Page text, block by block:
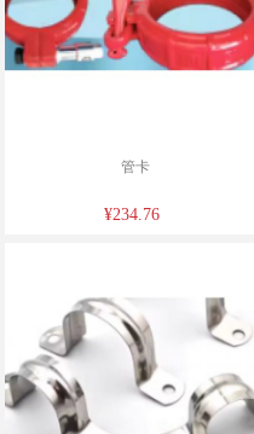
管卡
¥234.76